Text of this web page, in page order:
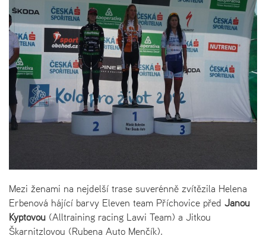
Mezi ženami na nejdelší trase suverénně zvítězila Helena
Erbenová hájící barvy Eleven team Příchovice před Janou
Kyptovou (Alltraining racing Lawi Team) a Jitkou
Škarnitzlovou (Rubena Auto Menčík).